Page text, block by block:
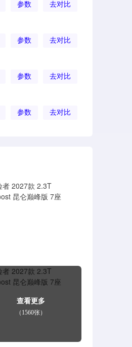
参数 去对比
参数 去对比
参数 去对比
参数 去对比
查看更多
（1560张）